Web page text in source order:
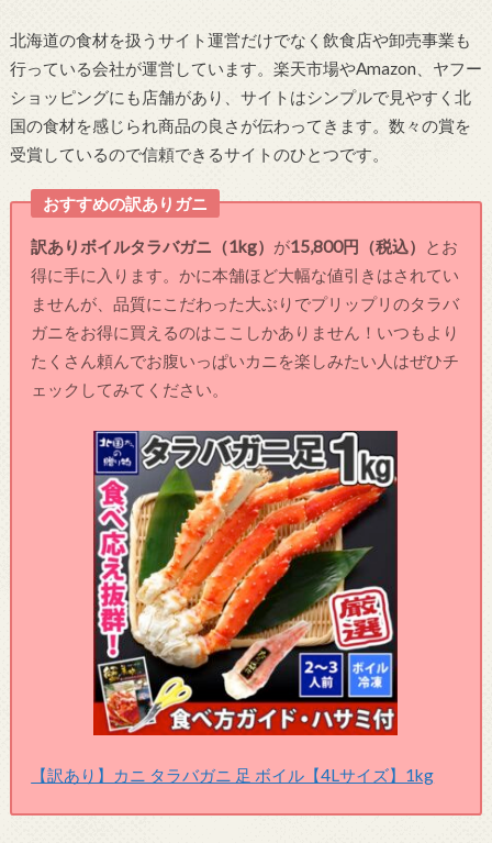
北海道の食材を扱うサイト運営だけでなく飲食店や卸売事業も
行っている会社が運営しています。楽天市場やAmazon、ヤフー
ショッピングにも店舗があり、サイトはシンプルで見やすく北
国の食材を感じられ商品の良さが伝わってきます。数々の賞を
受賞しているので信頼できるサイトのひとつです。
おすすめの訳ありガニ
訳ありボイルタラバガニ（1kg） が15,800円（税込）
とお
得に手に入ります。かに本舗ほど大幅な値引きはされてい
ませんが、品質にこだわった大ぶりでプリップリのタラバ
ガニをお得に買えるのはここしかありません！いつもより
たくさん頼んでお腹いっぱいカニを楽しみたい人はぜひチ
ェックしてみてください。
【訳あり】カニ タラバガニ 足 ボイル【4Lサイズ】1kg